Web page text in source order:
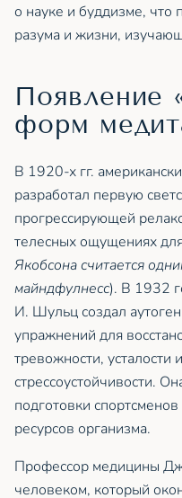
о науке и буддизме, что
разума и жизни,
Появление
форм
В 1920-х гг.
разработал первую
прогрессирующей
телесных ощущениях
Якобсона считается
майндфулнесс). В 1932
И. Шульц создал
упражнений для
тревожности,
стрессоустойчивости.
подготовки
ресурсов организма.
Профессор медицины
человеком, который